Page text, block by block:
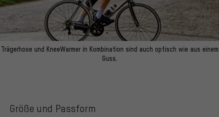
Trägerhose und KneeWarmer in Kombination sind auch optisch wie aus einem
Guss.
Größe und Passform